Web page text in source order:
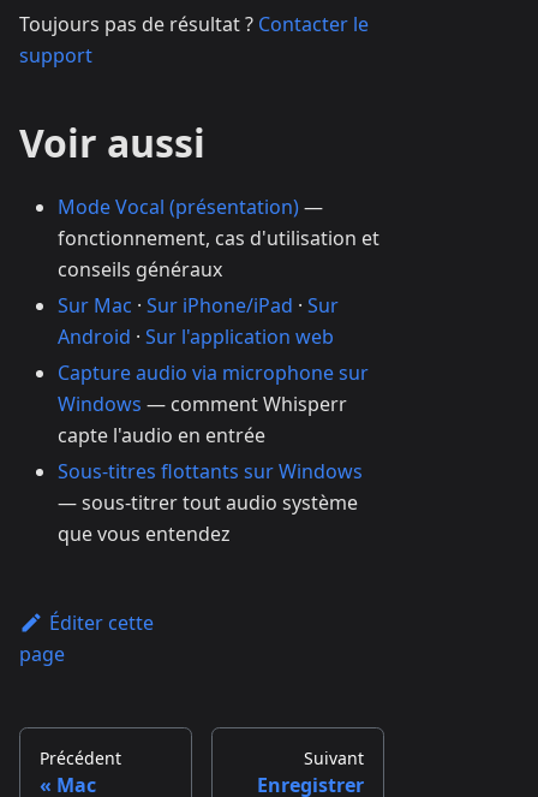
Toujours pas de résultat ? Contacter le
support
Voir aussi
Mode Vocal (présentation)—
fonctionnement, cas d'utilisation et
conseils généraux
Sur Mac · Sur iPhone/iPad · Sur
Android · Sur l'application web
Capture audio via microphone sur
Windows — comment Whisperr
capte l'audio en entrée
Sous-titres flottants sur Windows
— sous-titrer tout audio système
que vous entendez
Éditer cette
page
Précédent
Mac
Suivant
Enregistrer